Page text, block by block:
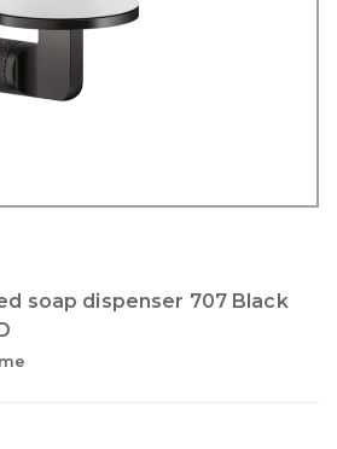
soap dispenser 707 Black